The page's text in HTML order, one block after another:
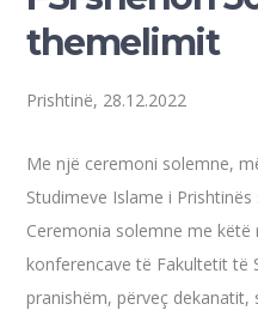
themelimit
Prishtinë, 28.12.2022
Me një ceremoni solemne,
Studimeve Islame i
Ceremonia solemne me
konferencave të Fakultetit të
pranishëm, përveç